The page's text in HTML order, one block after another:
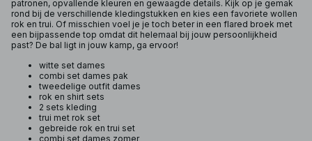
patronen, opvallende kleuren en gewaagde details. Kijk op je gemak
rond bij de verschillende kledingstukken en kies een favoriete wollen
rok en trui. Of misschien voel je je toch beter in een flared broek met
een bijpassende top omdat dit helemaal bij jouw persoonlijkheid
past? De bal ligt in jouw kamp, ga ervoor!
witte set dames
combi set dames pak
tweedelige outfit dames
rok en shirt sets
2 sets kleding
trui met rok set
gebreide rok en trui set
combi set dames zomer